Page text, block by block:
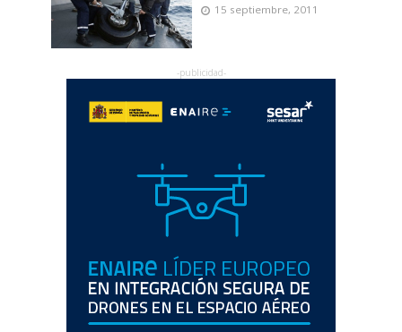
15 septiembre, 2011